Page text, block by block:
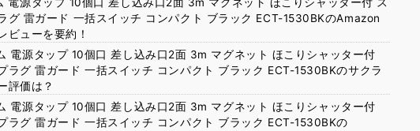
グ 雷ガード 一括スイッチ コンパクト ブラック ECT-1530BKのAmazon
ビューを要約！
電源タップ 10個口 差し込み口2面 3m マグネット ほこりシャッター付
ラグ 雷ガード 一括スイッチ コンパクト ブラック ECT-1530BKのサクラ
評価は？
電源タップ 10個口 差し込み口2面 3m マグネット ほこりシャッター付
ラグ 雷ガード 一括スイッチ コンパクト ブラック ECT-1530BKの